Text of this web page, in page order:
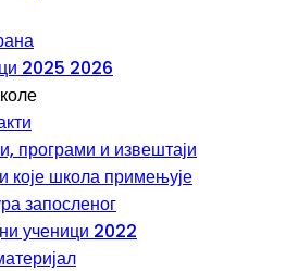
2025 2026
програми и извештаји
које школа примењује
запосленог
ученици 2022